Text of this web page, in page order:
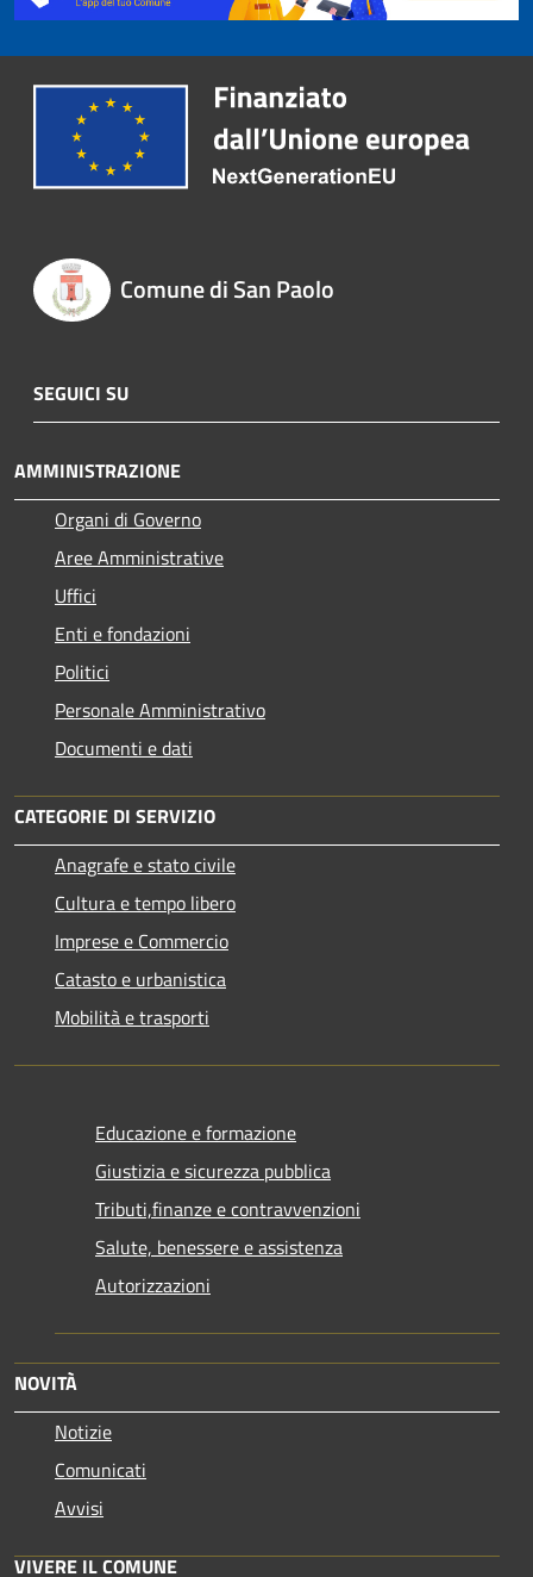
Comune di San Paolo
SEGUICI SU
AMMINISTRAZIONE
Organi di Governo
Aree Amministrative
Uffici
Enti e fondazioni
Politici
Personale Amministrativo
Documenti e dati
CATEGORIE DI SERVIZIO
Anagrafe e stato civile
Cultura e tempo libero
Imprese e Commercio
Catasto e urbanistica
Mobilità e trasporti
Educazione e formazione
Giustizia e sicurezza pubblica
Tributi,finanze e contravvenzioni
Salute, benessere e assistenza
Autorizzazioni
NOVITÀ
Notizie
Comunicati
Avvisi
VIVERE IL COMUNE